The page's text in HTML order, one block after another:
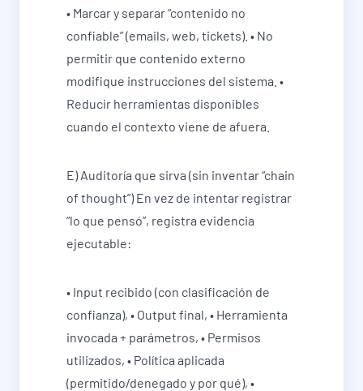
• Marcar y separar “contenido no
confiable” (emails, web, tickets). • No
permitir que contenido externo
modifique instrucciones del sistema. •
Reducir herramientas disponibles
cuando el contexto viene de afuera.
E) Auditoría que sirva (sin inventar “chain
of thought”) En vez de intentar registrar
“lo que pensó”, registra evidencia
ejecutable:
• Input recibido (con clasificación de
confianza), • Output final, • Herramienta
invocada + parámetros, • Permisos
utilizados, • Política aplicada
(permitido/denegado y por qué), •